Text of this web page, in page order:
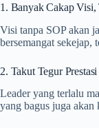
1. Banyak Cakap Visi,
Visi tanpa SOP akan
bersemangat sekejap,
2. Takut Tegur
Leader yang terlalu
yang bagus juga